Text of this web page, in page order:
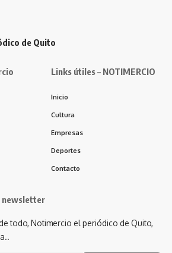
de Quito
Links útiles – NOTIMERCIO
Inicio
Cultura
Empresas
Deportes
Contacto
newsletter
todo, Notimercio el periódico de Quito,